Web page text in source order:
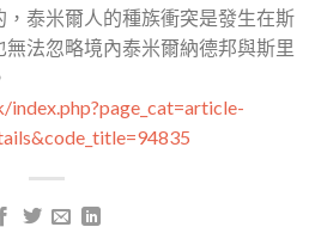
泰米爾人的種族衝突是發生在斯
法忽略境內泰米爾納德邦與斯里